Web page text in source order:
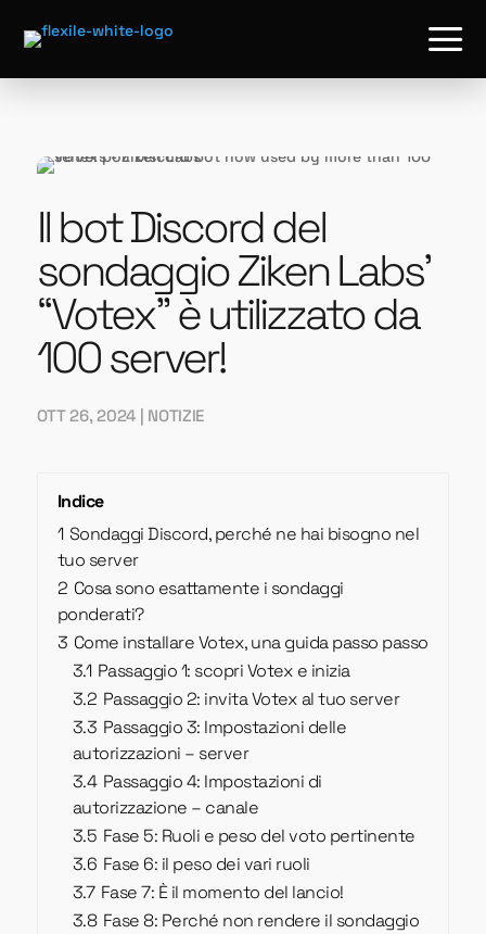
a
Il bot Discord del
sondaggio Ziken Labs’
“Votex” è utilizzato da
100 server!
OTT 26, 2024 NOTIZIE
Indice
1 Sondaggi Discord, perché ne hai bisogno nel
tuo server
2 Cosa sono esattamente i sondaggi
ponderati?
3 Come installare Votex, una guida passo passo
3.1 Passaggio 1: scopri Votex e inizia
3.2 Passaggio 2: invita Votex al tuo server
3.3 Passaggio 3: Impostazioni delle
autorizzazioni – server
3.4 Passaggio 4: Impostazioni di
autorizzazione – canale
3.5 Fase 5: Ruoli e peso del voto pertinente
3.6 Fase 6: il peso dei vari ruoli
3.7 Fase 7: È il momento del lancio!
3.8 Fase 8: Perché non rendere il sondaggio